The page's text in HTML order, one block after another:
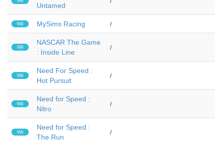
Untamed
Wii MySims Racing /
Wii
NASCAR The Game
: Inside Line
/
Wii
Need For Speed :
Hot Pursuit
/
Wii
Need for Speed :
Nitro
/
Wii
Need for Speed :
The Run
/